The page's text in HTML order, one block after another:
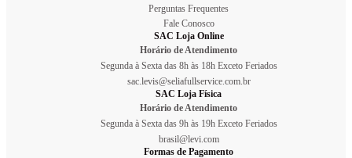
Perguntas Frequentes
Fale Conosco
SAC Loja Online
Horário de Atendimento
Segunda à Sexta das 8h às 18h Exceto Feriados
sac.levis@seliafullservice.com.br
SAC Loja Física
Horário de Atendimento
Segunda à Sexta das 9h às 19h Exceto Feriados
brasil@levi.com
Formas de Pagamento